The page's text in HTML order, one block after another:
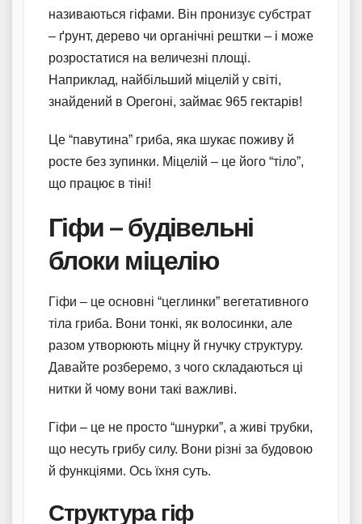
називаються гіфами. Він пронизує субстрат
– ґрунт, дерево чи органічні рештки – і може
розростатися на величезні площі.
Наприклад, найбільший міцелій у світі,
знайдений в Орегоні, займає 965 гектарів!
Це “павутина” гриба, яка шукає поживу й
росте без зупинки. Міцелій – це його “тіло”,
що працює в тіні!
Гіфи – будівельні
блоки міцелію
Гіфи – це основні “цеглинки” вегетативного
тіла гриба. Вони тонкі, як волосинки, але
разом утворюють міцну й гнучку структуру.
Давайте розберемо, з чого складаються ці
нитки й чому вони такі важливі.
Гіфи – це не просто “шнурки”, а живі трубки,
що несуть грибу силу. Вони різні за будовою
й функціями. Ось їхня суть.
Структура гіф